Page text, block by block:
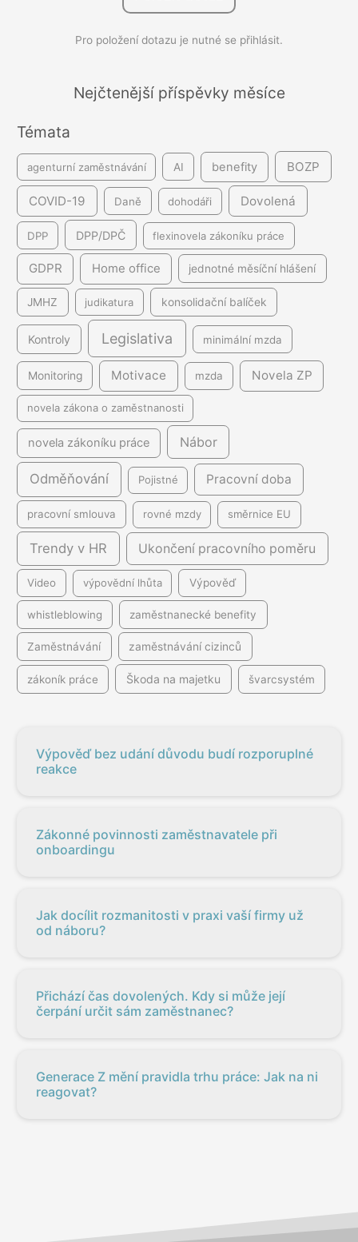
í
Pro položení dotazu je nutné se přihlásit.
Nejčtenější příspěvky měsíce
Témata
agenturní zaměstnávání AI benefity BOZP
COVID-19 Daně dohodáři Dovolená
DPP DPP/DPČ flexinovela zákoníku práce
GDPR Home office jednotné měsíční hlášení
JMHZ judikatura konsolidační balíček
Kontroly Legislativa minimální mzda
Monitoring Motivace mzda Novela ZP
novela zákona o zaměstnanosti
novela zákoníku práce Nábor
Odměňování Pojistné Pracovní doba
pracovní smlouva rovné mzdy směrnice EU
Trendy v HR Ukončení pracovního poměru
Video výpovědní lhůta Výpověď
whistleblowing zaměstnanecké benefity
Zaměstnávání zaměstnávání cizinců
zákoník práce Škoda na majetku švarcsystém
Výpověď bez udání důvodu budí rozporuplné
reakce
Zákonné povinnosti zaměstnavatele při
onboardingu
Jak docílit rozmanitosti v praxi vaší firmy už
od náboru?
Přichází čas dovolených. Kdy si může její
čerpání určit sám zaměstnanec?
Generace Z mění pravidla trhu práce: Jak na ni
reagovat?